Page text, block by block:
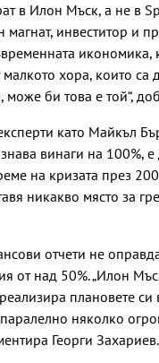
в Илон Мъск, а не в
магнат, инвеститор и
икономика,
хора, които са
би това е той“,
като Майкъл
винаги на 100%, е
на кризата през
никакво място за
отчети не
от над 50%. „Илон
плановете си
няколко
Георги Захариев.